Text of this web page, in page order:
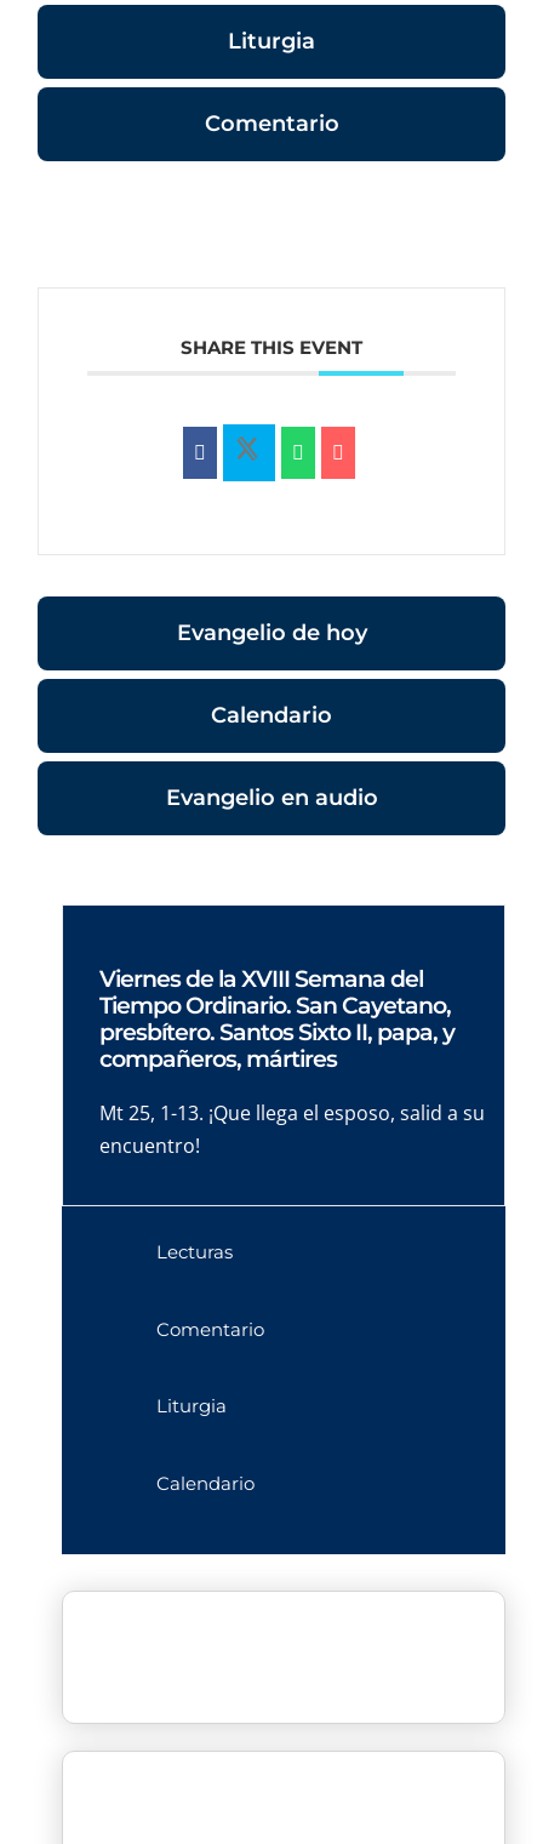
Liturgia
Comentario
SHARE THIS EVENT
Evangelio de hoy
Calendario
Evangelio en audio
Viernes de la XVIII Semana del
Tiempo Ordinario. San Cayetano,
presbítero. Santos Sixto II, papa, y
compañeros, mártires
Mt 25, 1-13. ¡Que llega el esposo, salid a su
encuentro!
Lecturas
Comentario
Liturgia
Calendario